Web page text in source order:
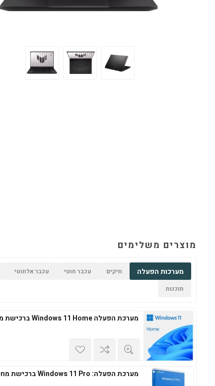
מוצרים משלימים
מערכות הפעלה תיקים עכבר חוטי עכבר אלחוטי
תוכנות
מערכת הפעלה Windows 11 Home ברכישת מחשב חדש
מערכת הפעלה: Windows 11 Pro ברכישת מחשב חדש